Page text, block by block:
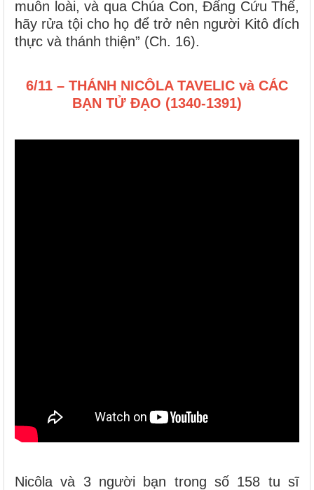
muôn loài, và qua Chúa Con, Ðấng Cứu Thế,
hãy rửa tội cho họ để trở nên người Kitô đích
thực và thánh thiện” (Ch. 16).
6/11 – THÁNH NICÔLA TAVELIC và CÁC
BẠN TỬ ĐẠO (1340-1391)
Nicôla và 3 người bạn trong số 158 tu sĩ